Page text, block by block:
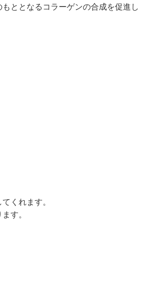
ととなるコラーゲンの合成を促進し
くれます。
す。